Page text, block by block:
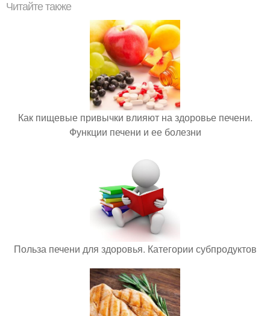
Читайте также
Как пищевые привычки влияют на здоровье печени.
Функции печени и ее болезни
Польза печени для здоровья. Категории субпродуктов